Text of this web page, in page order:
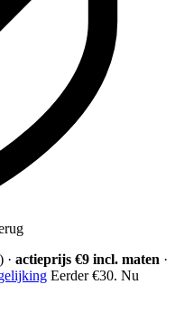
· actieprijs €9 incl. maten ·
Eerder €30. Nu